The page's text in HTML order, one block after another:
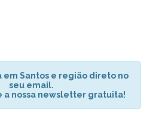
em Santos e região direto no
seu email.
a nossa newsletter gratuita!